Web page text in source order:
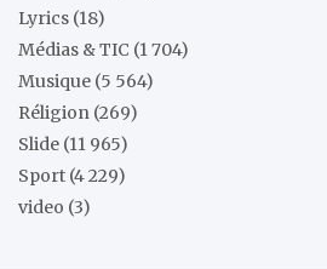
Lyrics (18)
Médias & TIC (1 704)
Musique (5 564)
Réligion (269)
Slide (11 965)
Sport (4 229)
video (3)